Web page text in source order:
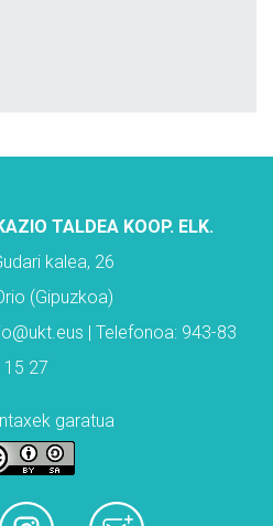
TALDEA KOOP. ELK.
kalea, 26
(Gipuzkoa)
| Telefonoa: 943-83
15 27
garatua